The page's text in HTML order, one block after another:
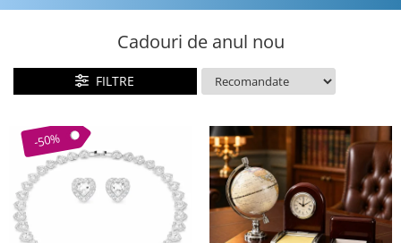
Bratari
Destinatari
Bijuterii Femei
Bijuterii Copii
Bijuterii Mirese
Selectii
Cadouri de anul nou
FILTRE
-50%